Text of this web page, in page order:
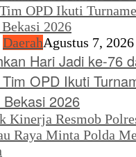
DaerahAgustus 7, 2026
Hari Jadi ke-76
OPD Ikuti
Bekasi 2026